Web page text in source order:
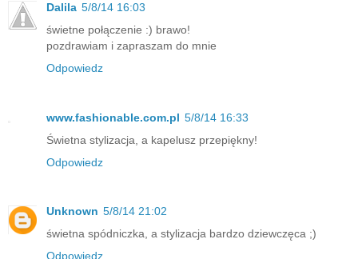
Dalila 5/8/14 16:03
świetne połączenie :) brawo!
pozdrawiam i zapraszam do mnie
Odpowiedz
www.fashionable.com.pl 5/8/14 16:33
Świetna stylizacja, a kapelusz przepiękny!
Odpowiedz
Unknown 5/8/14 21:02
świetna spódniczka, a stylizacja bardzo dziewczęca ;)
Odpowiedz